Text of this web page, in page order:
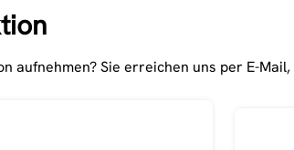
aufnehmen? Sie erreichen uns per E-